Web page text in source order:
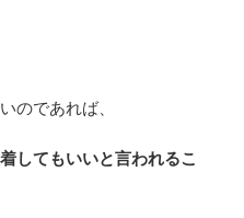
のであれば、
してもいいと言われるこ